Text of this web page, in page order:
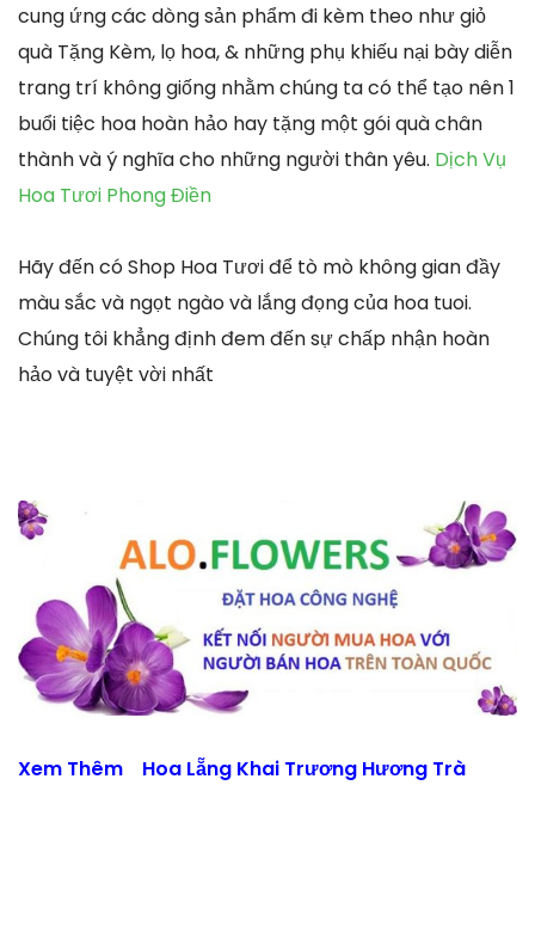
cung ứng các dòng sản phẩm đi kèm theo như giỏ
quà Tặng Kèm, lọ hoa, & những phụ khiếu nại bày diễn
trang trí không giống nhằm chúng ta có thể tạo nên 1
buổi tiệc hoa hoàn hảo hay tặng một gói quà chân
thành và ý nghĩa cho những người thân yêu. Dịch Vụ
Hoa Tươi Phong Điền
Hãy đến có Shop Hoa Tươi để tò mò không gian đầy
màu sắc và ngọt ngào và lắng đọng của hoa tuoi.
Chúng tôi khẳng định đem đến sự chấp nhận hoàn
hảo và tuyệt vời nhất
Xem Thêm Hoa Lẵng Khai Trương Hương Trà